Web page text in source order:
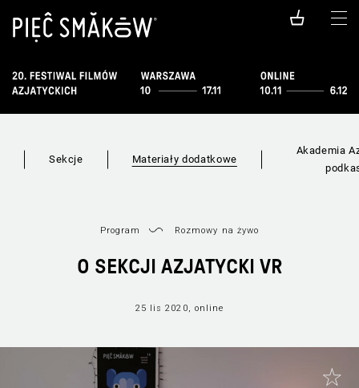
Sekcje Materiały dodatkowe
Akademia
Program Rozmowy na żywo
O SEKCJI AZJATYCKI VR
25 lis 2020, online